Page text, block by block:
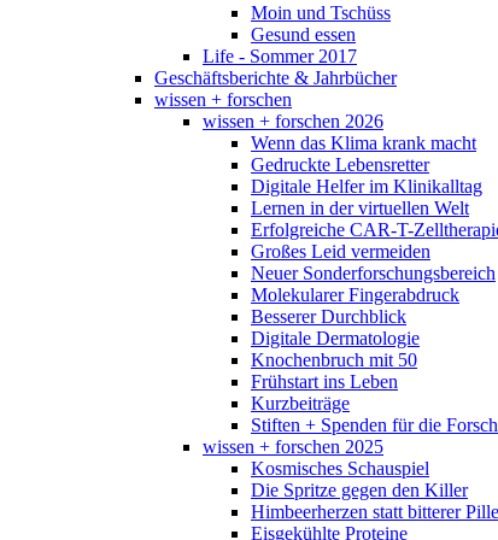
Moin und Tschüss
Gesund essen
Life - Sommer 2017
Geschäftsberichte & Jahrbücher
wissen + forschen
wissen + forschen 2026
Wenn das Klima krank macht
Gedruckte Lebensretter
Digitale Helfer im Klinikalltag
Lernen in der virtuellen Welt
Erfolgreiche CAR-T-
Großes Leid vermeiden
Neuer Sonderforschungsbereich
Molekularer Fingerabdruck
Besserer Durchblick
Digitale Dermatologie
Knochenbruch mit 50
Frühstart ins Leben
Kurzbeiträge
Stiften + Spenden für die
wissen + forschen 2025
Kosmisches Schauspiel
Die Spritze gegen den Killer
Himbeerherzen statt bitterer
Eisgekühlte Proteine